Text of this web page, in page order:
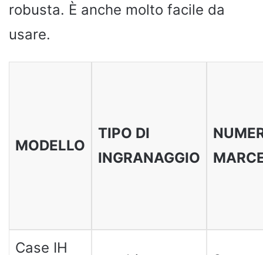
robusta. È anche molto facile da
usare.
MODELLO
TIPO DI
INGRANAGGIO
Case IH